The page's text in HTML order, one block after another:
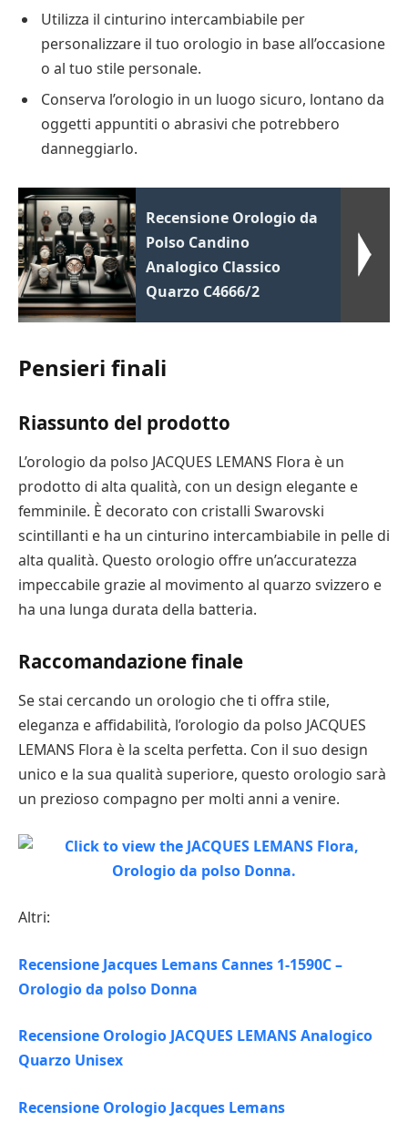
Utilizza il cinturino intercambiabile per
personalizzare il tuo orologio in base all’occasione
o al tuo stile personale.
Conserva l’orologio in un luogo sicuro, lontano da
oggetti appuntiti o abrasivi che potrebbero
danneggiarlo.
Recensione Orologio da
Polso Candino
Analogico Classico
Quarzo C4666/2
Pensieri finali
Riassunto del prodotto
L’orologio da polso JACQUES LEMANS Flora è un
prodotto di alta qualità, con un design elegante e
femminile. È decorato con cristalli Swarovski
scintillanti e ha un cinturino intercambiabile in pelle di
alta qualità. Questo orologio offre un’accuratezza
impeccabile grazie al movimento al quarzo svizzero e
ha una lunga durata della batteria.
Raccomandazione finale
Se stai cercando un orologio che ti offra stile,
eleganza e affidabilità, l’orologio da polso JACQUES
LEMANS Flora è la scelta perfetta. Con il suo design
unico e la sua qualità superiore, questo orologio sarà
un prezioso compagno per molti anni a venire.
Altri:
Recensione Jacques Lemans Cannes 1-1590C –
Orologio da polso Donna
Recensione Orologio JACQUES LEMANS Analogico
Quarzo Unisex
Recensione Orologio Jacques Lemans